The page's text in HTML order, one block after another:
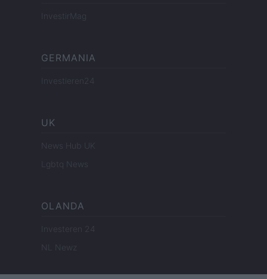
InvestirMag
GERMANIA
Investieren24
UK
News Hub UK
Lgbtq News
OLANDA
Investeren 24
NL Newz